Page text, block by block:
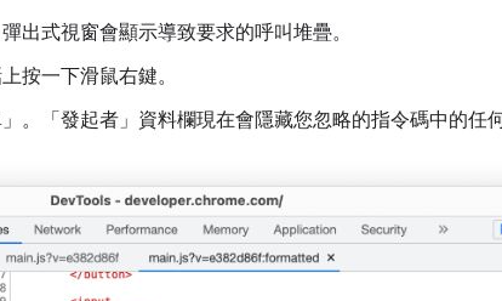
出式視窗會顯示導致要求的呼叫堆疊。
按一下滑鼠右鍵。
。「發起者」 資料欄現在會隱藏您忽略的指令碼中的任何